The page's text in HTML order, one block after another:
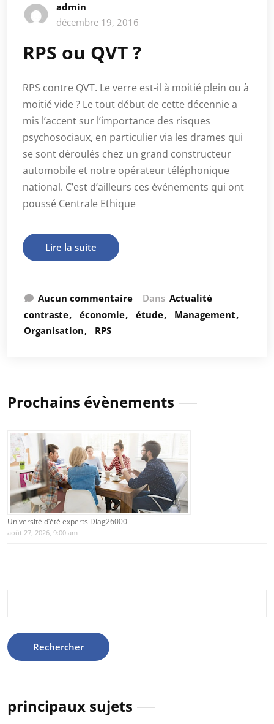
admin
décembre 19, 2016
RPS ou QVT ?
RPS contre QVT. Le verre est-il à moitié plein ou à
moitié vide ? Le tout début de cette décennie a
mis l’accent sur l’importance des risques
psychosociaux, en particulier via les drames qui
se sont déroulés chez un grand constructeur
automobile et notre opérateur téléphonique
national. C’est d’ailleurs ces événements qui ont
poussé Centrale Ethique
Lire la suite
Aucun commentaire Dans Actualité
contraste
économie étude
Management
Organisation
RPS
Prochains évènements
Université d’été experts Diag26000
août 27, 2026, 9:00 am
principaux sujets